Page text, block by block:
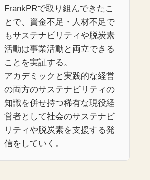
FrankPRで取り組んできたこ
とで、資金不足・人材不足で
もサステナビリティや脱炭素
活動は事業活動と両立できる
ことを実証する。
アカデミックと実践的な経営
の両方のサステナビリティの
知識を併せ持つ稀有な現役経
営者として社会のサステナビ
リティや脱炭素を支援する発
信をしていく。